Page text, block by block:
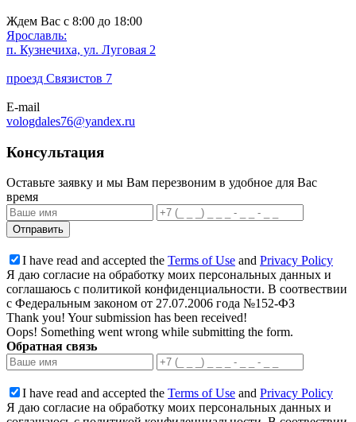
Ждем Вас с 8:00 до 18:00
Ярославль:
п. Кузнечиха, ул. Луговая 2
проезд Связистов 7
E-mail
vologdales76@yandex.ru
Консультация
Оставьте заявку и мы Вам перезвоним в удобное для Вас
время
I have read and accepted the Terms of Use and Privacy Policy
Я даю согласие на обработку моих персональных данных и
соглашаюсь с политикой конфиденциальности. В соотвествии
с Федеральным законом от 27.07.2006 года №152-ФЗ
Thank you! Your submission has been received!
Oops! Something went wrong while submitting the form.
Обратная связь
I have read and accepted the Terms of Use and Privacy Policy
Я даю согласие на обработку моих персональных данных и